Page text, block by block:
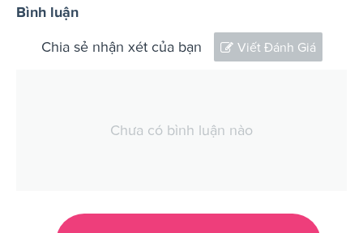
Bình luận
Chia sẻ nhận xét của bạn Viết Đánh Giá
Chưa có bình luận nào